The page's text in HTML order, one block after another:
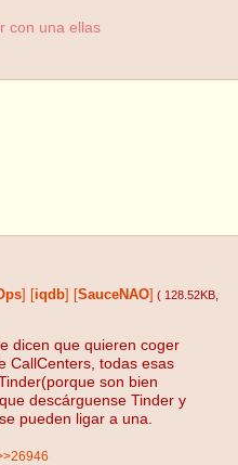
con una ellas
iqdb SauceNAO ( 128.52KB
dicen que quieren coger
CallCenters, todas esas
son bien
descárguense Tinder y
pueden ligar a una.